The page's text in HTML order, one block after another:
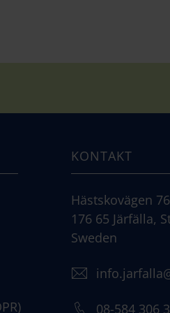
KONTAKT
Hästskovägen 76
176 65 Järfälla,
Sweden
08-584 306